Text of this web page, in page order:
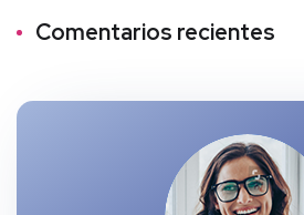
Comentarios recientes